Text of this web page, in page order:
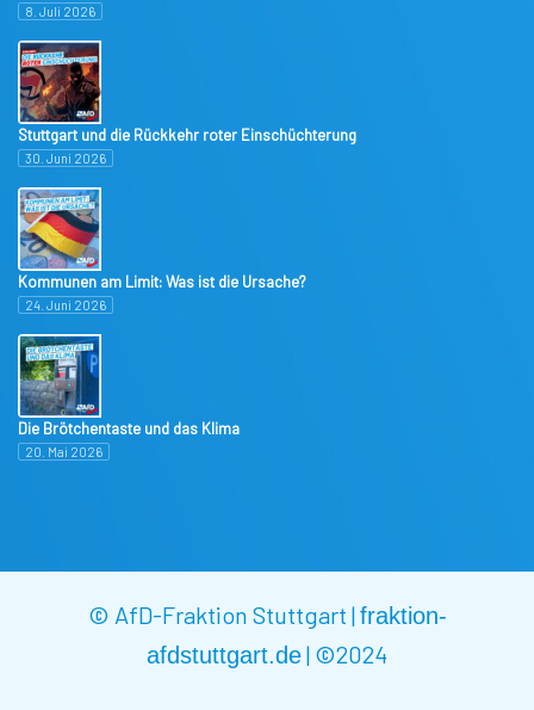
8. Juli 2026
Stuttgart und die Rückkehr roter Einschüchterung
30. Juni 2026
Kommunen am Limit: Was ist die Ursache?
24. Juni 2026
Die Brötchentaste und das Klima
20. Mai 2026
© AfD-Fraktion Stuttgart |fraktion-
afdstuttgart.de| ©2024